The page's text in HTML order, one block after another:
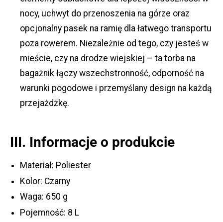
nocy, uchwyt do przenoszenia na górze oraz
opcjonalny pasek na ramię dla łatwego transportu
poza rowerem. Niezależnie od tego, czy jesteś w
mieście, czy na drodze wiejskiej – ta torba na
bagażnik łączy wszechstronność, odporność na
warunki pogodowe i przemyślany design na każdą
przejażdżkę.
III. Informacje o produkcie
Materiał: Poliester
Kolor: Czarny
Waga: 650 g
Pojemność: 8 L